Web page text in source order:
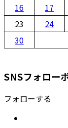
16
17
23
24
30
SNSフォロー
フォローする